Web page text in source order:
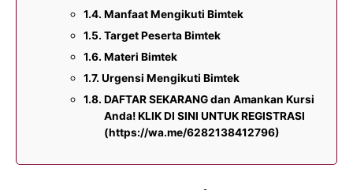
Manfaat Mengikuti Bimtek
Target Peserta Bimtek
Materi Bimtek
Urgensi Mengikuti Bimtek
DAFTAR SEKARANG dan Amankan Kursi
Anda! KLIK DI SINI UNTUK REGISTRASI
(https://wa.me/6282138412796)